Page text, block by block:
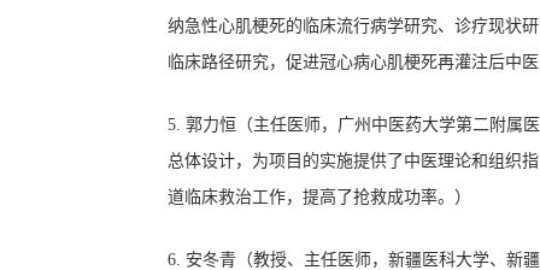
纳急性心肌梗死的临床流行病学研究、诊疗现状
临床路径研究，促进冠心病心肌梗死再灌注后中
5. 郭力恒 （主任医师，广州中医药大学第二附属
总体设计，为项目的实施提供了中医理论和组织
道临床救治工作，提高了抢救成功率。）
6. 安冬青（教授、 主任医师 ，新疆医科大学、 新